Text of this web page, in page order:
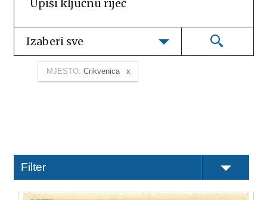
Izaberi sve
MJESTO: Crikvenica
Filter